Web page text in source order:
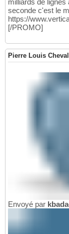
milliards de
seconde c'est le
https://
[/PROMO]
Pierre Louis
Envoyé par